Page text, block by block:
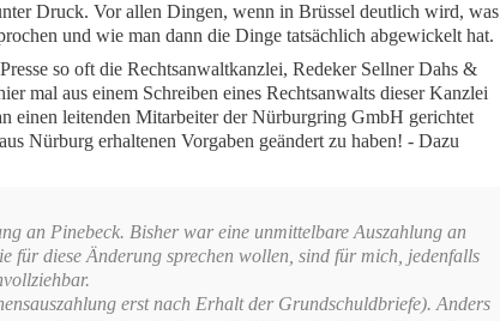
Druck. Vor allen Dingen, wenn in Brüssel deutlich wird, was
und wie man dann die Dinge tatsächlich abgewickelt hat.
so oft die Rechtsanwaltkanzlei, Redeker Sellner Dahs &
mal aus einem Schreiben eines Rechtsanwalts dieser Kanzlei
einen leitenden Mitarbeiter der Nürburgring GmbH gerichtet
Nürburg erhaltenen Vorgaben geändert zu haben! - Dazu
an Pinebeck. Bisher war eine unmittelbare Auszahlung an
für diese Änderung sprechen wollen, sind für mich, jedenfalls
erst nach Erhalt der Grundschuldbriefe). Anders